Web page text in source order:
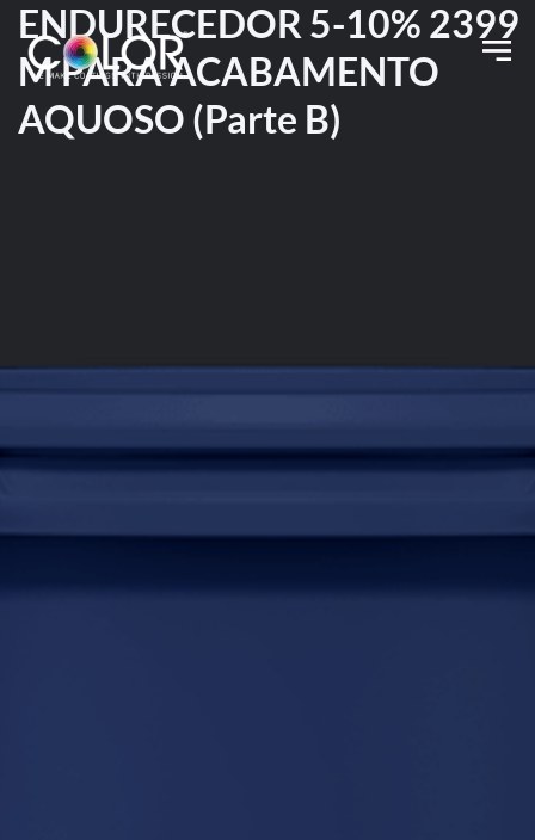
ENDURECEDOR 5-10% 2399
M PARA ACABAMENTO
AQUOSO (Parte B)